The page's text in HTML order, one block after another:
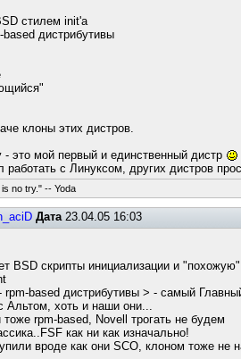
стилем init'а
дистрибутивы
клоны этих дистров.
это мой первый и единственный дистр
работать с Линуксом, других дистров
no try." -- Yoda
Дата23.04.05 16:03
BSD скрипты инициализации и
based дистрибутивы > - самый
Альтом, хоть и наши они...
rpm-based, Novell трогать не будем
как ни как изначально!
вроде как они SCO, клоном тоже не